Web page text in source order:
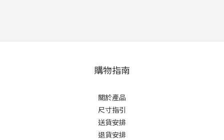
購物指南
關於產品
尺寸指引
送貨安排
退貨安排